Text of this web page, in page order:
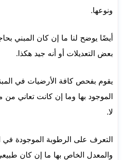
ونوعها.
أيضًا يوضح لنا ما إن كان المبني
بعض التعديلات أو أنه جيد هكذا.
يقوم بفحص كافة الأرضيات في
الموجود بها وما إن كانت تعاني
لا.
التعرف على الرطوبة الموجودة في
والمعدل الخاص بها ما إن كان